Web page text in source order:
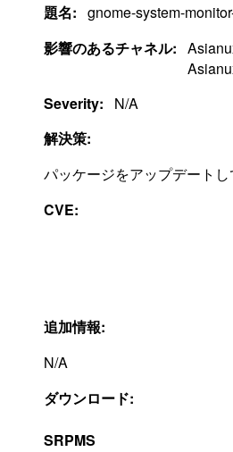
題名: gnome-system-
影響のあるチャネル:
Severity:
N/A
解決策:
パッケージをアップデートし
CVE:
追加情報:
N/A
ダウンロード:
SRPMS